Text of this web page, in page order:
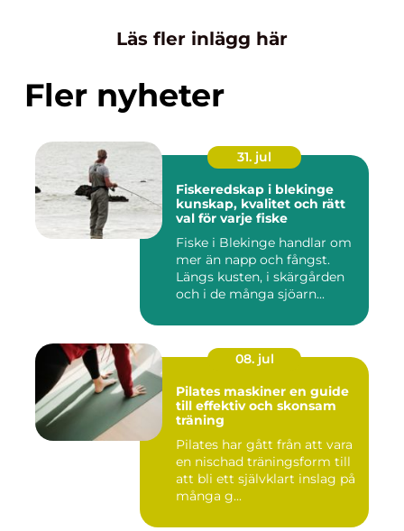
Läs fler inlägg här
Fler nyheter
31. jul
Fiskeredskap i blekinge
kunskap, kvalitet och rätt
val för varje fiske
Fiske i Blekinge handlar om
mer än napp och fångst.
Längs kusten, i skärgården
och i de många sjöarn...
08. jul
Pilates maskiner en guide
till effektiv och skonsam
träning
Pilates har gått från att vara
en nischad träningsform till
att bli ett självklart inslag på
många g...